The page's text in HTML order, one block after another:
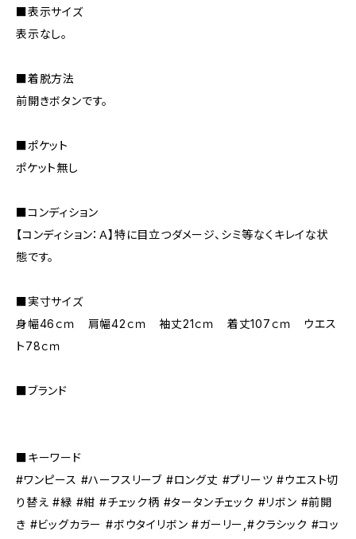
■表示サイズ
表示なし。
■着脱方法
前開きボタンです。
■ポケット
ポケット無し
■コンディション
【コンディション：Ａ】特に目立つダメージ、シミ等なくキレイな状
態です。
■実寸サイズ
身幅46ｃｍ 肩幅42ｃｍ 袖丈21ｃｍ 着丈107ｃｍ ウエス
ト78ｃｍ
■ブランド
■キーワード
#ワンピース #ハーフスリーブ #ロング丈 #プリーツ #ウエスト切
り替え #緑 #紺 #チェック柄 #タータンチェック #リボン #前開
き #ビッグカラー #ボウタイリボン #ガーリー,#クラシック #コッ